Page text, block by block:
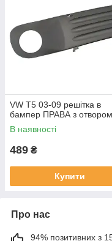
VW T5 03-09 решітка в
бампер ПРАВА з отвором
В наявності
489 ₴
Купити
Про нас
94% позитивних з